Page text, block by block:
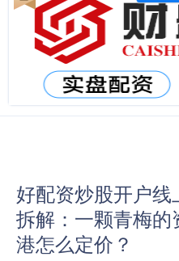
好配资炒股开户
拆解：一颗青梅
港怎么定价？